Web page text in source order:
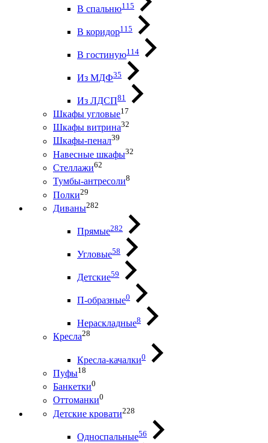
В спальню115
В коридор115
В гостиную114
Из МДФ35
Из ЛДСП81
Шкафы угловые17
Шкафы витрина32
Шкафы-пенал39
Навесные шкафы32
Стеллажи62
Тумбы-антресоли8
Полки29
Диваны282
Прямые282
Угловые58
Детские59
П-образные0
Нераскладные8
Кресла28
Кресла-качалки0
Пуфы18
Банкетки0
Оттоманки0
Детские кровати228
Односпальные56